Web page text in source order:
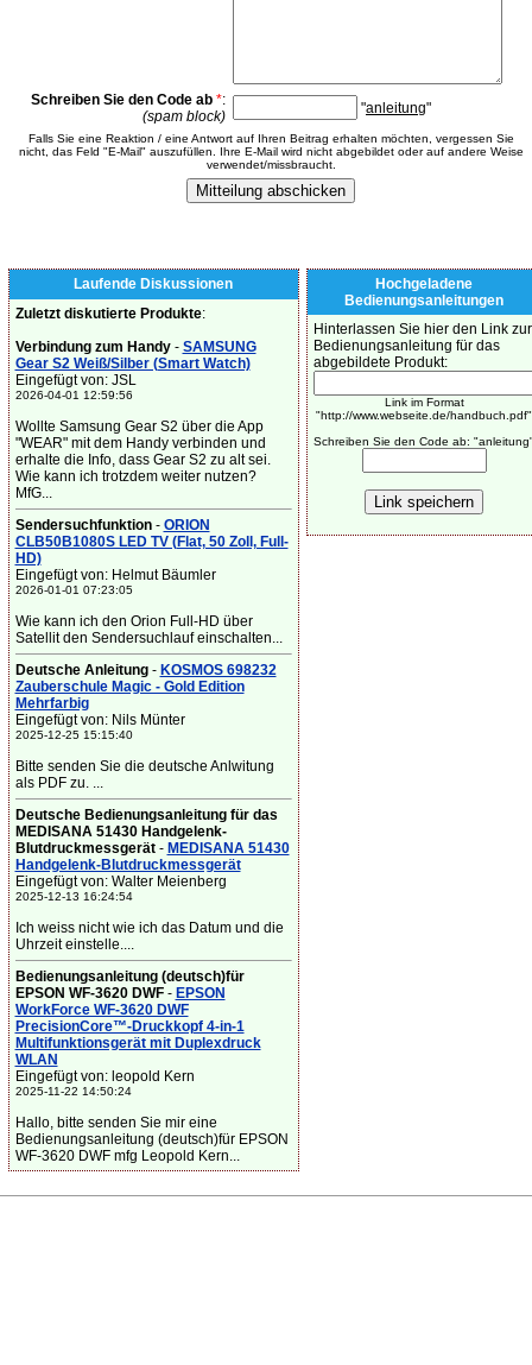
Schreiben Sie den Code ab *:
(spam block)
"anleitung"
Falls Sie eine Reaktion / eine Antwort auf Ihren Beitrag erhalten möchten, vergessen Sie
nicht, das Feld "E-Mail" auszufüllen. Ihre E-Mail wird nicht abgebildet oder auf andere Weise
verwendet/missbraucht.
Laufende Diskussionen
Zuletzt diskutierte Produkte:
Verbindung zum Handy- SAMSUNG
Gear S2 Weiß/Silber (Smart Watch)
Eingefügt von: JSL
2026-04-01 12:59:56
Wollte Samsung Gear S2 über die App
"WEAR" mit dem Handy verbinden und
erhalte die Info, dass Gear S2 zu alt sei.
Wie kann ich trotzdem weiter nutzen?
MfG...
Sendersuchfunktion- ORION
CLB50B1080S LED TV (Flat, 50 Zoll, Full-
HD)
Eingefügt von: Helmut Bäumler
2026-01-01 07:23:05
Wie kann ich den Orion Full-HD über
Satellit den Sendersuchlauf einschalten...
Deutsche Anleitung- KOSMOS 698232
Zauberschule Magic - Gold Edition
Mehrfarbig
Eingefügt von: Nils Münter
2025-12-25 15:15:40
Bitte senden Sie die deutsche Anlwitung
als PDF zu. ...
Deutsche Bedienungsanleitung für das
MEDISANA 51430 Handgelenk-
Blutdruckmessgerät- MEDISANA 51430
Handgelenk-Blutdruckmessgerät
Eingefügt von: Walter Meienberg
2025-12-13 16:24:54
Ich weiss nicht wie ich das Datum und die
Uhrzeit einstelle....
Bedienungsanleitung (deutsch)für
EPSON WF-3620 DWF- EPSON
WorkForce WF-3620 DWF
PrecisionCore™-Druckkopf 4-in-1
Multifunktionsgerät mit Duplexdruck
WLAN
Eingefügt von: leopold Kern
2025-11-22 14:50:24
Hallo, bitte senden Sie mir eine
Bedienungsanleitung (deutsch)für EPSON
WF-3620 DWF mfg Leopold Kern...
Hochgeladene
Bedienungsanleitungen
Hinterlassen Sie hier den Link zur
Bedienungsanleitung für das
abgebildete Produkt:
Link im Format
"http://www.webseite.de/handbuch.pdf"
Schreiben Sie den Code ab: